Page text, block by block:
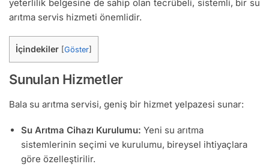
yeterlilik belgesine de sahip olan tecrübeli, sistemli, bir su
arıtma servis hizmeti önemlidir.
İçindekiler [Göster]
Sunulan Hizmetler
Bala su arıtma servisi, geniş bir hizmet yelpazesi sunar:
Su Arıtma Cihazı Kurulumu: Yeni su arıtma
sistemlerinin seçimi ve kurulumu, bireysel ihtiyaçlara
göre özelleştirilir.